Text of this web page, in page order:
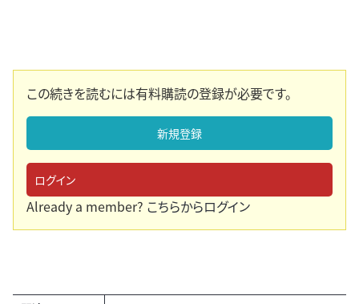
この続きを読むには有料購読の登録が必要です。
新規登録
ログイン
Already a member? こちらからログイン